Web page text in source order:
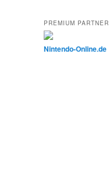
PREMIUM PARTNER
Nintendo-Online.de